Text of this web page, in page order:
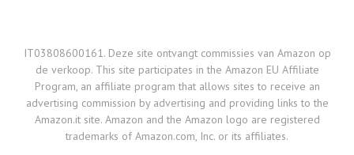
IT03808600161. Deze site ontvangt commissies van Amazon op
de verkoop. This site participates in the Amazon EU Affiliate
Program, an affiliate program that allows sites to receive an
advertising commission by advertising and providing links to the
Amazon.it site. Amazon and the Amazon logo are registered
trademarks of Amazon.com, Inc. or its affiliates.